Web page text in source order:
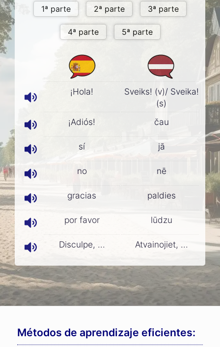
¡Hola!
Sveiks! (v)/ Sveika!
(s)
¡Adiós!
čau
sí jā
no nē
gracias paldies
por favor lūdzu
Disculpe, ... Atvainojiet, ...
Métodos de aprendizaje eficientes: